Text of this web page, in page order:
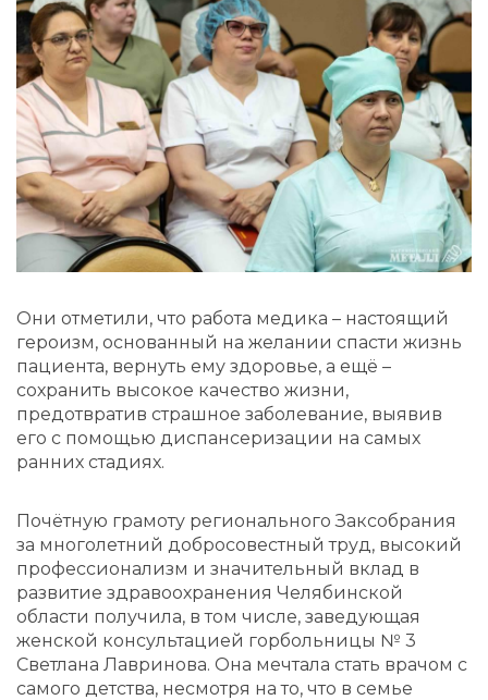
Они отметили, что работа медика – настоящий
героизм, основанный на желании спасти жизнь
пациента, вернуть ему здоровье, а ещё –
сохранить высокое качество жизни,
предотвратив страшное заболевание, выявив
его с помощью диспансеризации на самых
ранних стадиях.
Почётную грамоту регионального Заксобрания
за многолетний добросовестный труд, высокий
профессионализм и значительный вклад в
развитие здравоохранения Челябинской
области получила, в том числе, заведующая
женской консультацией горбольницы № 3
Светлана Лавринова. Она мечтала стать врачом с
самого детства, несмотря на то, что в семье